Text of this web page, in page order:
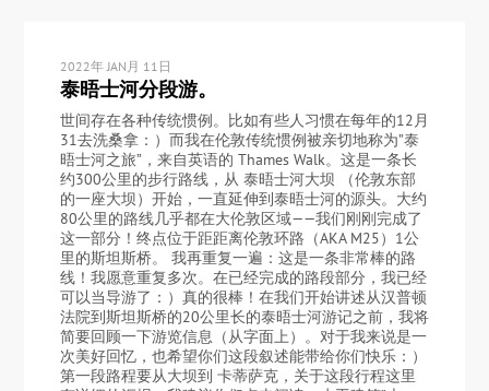
2022年 JAN月 11日
泰晤士河分段游。
世间存在各种传统惯例。比如有些人习惯在每年的12月
31去洗桑拿：）而我在伦敦传统惯例被亲切地称为”泰
晤士河之旅”，来自英语的 Thames Walk。这是一条长
约300公里的步行路线，从 泰晤士河大坝 （伦敦东部
的一座大坝）开始，一直延伸到泰晤士河的源头。大约
80公里的路线几乎都在大伦敦区域——我们刚刚完成了
这一部分！终点位于距距离伦敦环路（AKA M25）1公
里的斯坦斯桥。 我再重复一遍：这是一条非常棒的路
线！我愿意重复多次。在已经完成的路段部分，我已经
可以当导游了：）真的很棒！在我们开始讲述从汉普顿
法院到斯坦斯桥的20公里长的泰晤士河游记之前，我将
简要回顾一下游览信息（从字面上）。对于我来说是一
次美好回忆，也希望你们这段叙述能带给你们快乐：）
第一段路程要从大坝到 卡蒂萨克，关于这段行程这里